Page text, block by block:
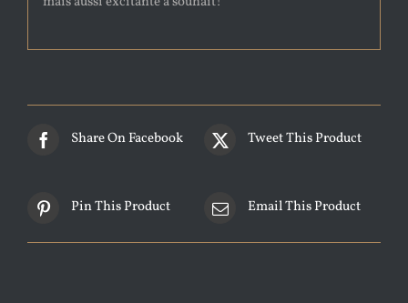
Share On Facebook Tweet This Product
Pin This Product Email This Product